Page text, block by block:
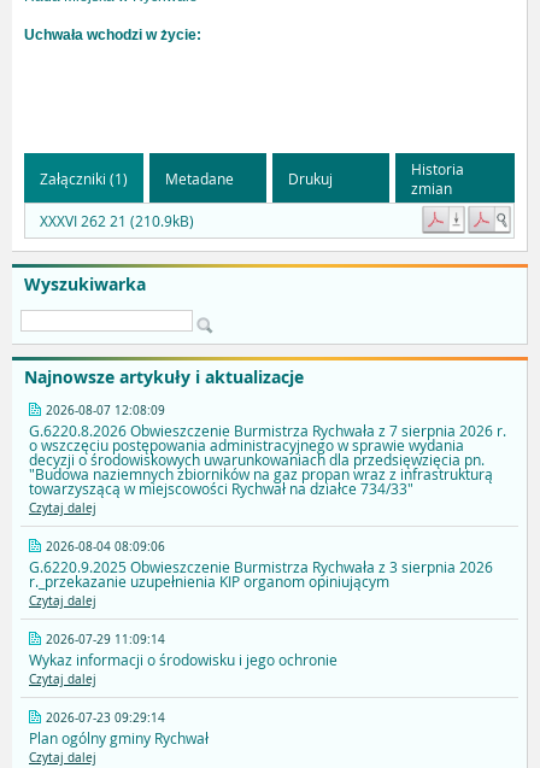
Wyszukiwarka
Najnowsze artykuły i aktualizacje
2026-08-07 12:08:09
G.6220.8.2026 Obwieszczenie Burmistrza Rychwała z 7 sierpnia 2026 r.
o wszczęciu postępowania administracyjnego w sprawie wydania
decyzji o środowiskowych uwarunkowaniach dla przedsięwzięcia pn.
"Budowa naziemnych zbiorników na gaz propan wraz z infrastrukturą
towarzyszącą w miejscowości Rychwał na działce 734/33"
Czytaj dalej
2026-08-04 08:09:06
G.6220.9.2025 Obwieszczenie Burmistrza Rychwała z 3 sierpnia 2026
r._przekazanie uzupełnienia KIP organom opiniującym
Czytaj dalej
2026-07-29 11:09:14
Wykaz informacji o środowisku i jego ochronie
Czytaj dalej
2026-07-23 09:29:14
Plan ogólny gminy Rychwał
Czytaj dalej
Uchwała wchodzi w życie:
Załączniki (1) Metadane Drukuj
Historia
zmian
XXXVI 262 21 (210.9kB)